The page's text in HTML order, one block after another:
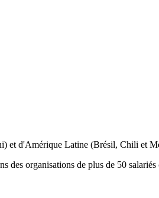
et d'Amérique Latine (Brésil, Chili et
organisations de plus de 50